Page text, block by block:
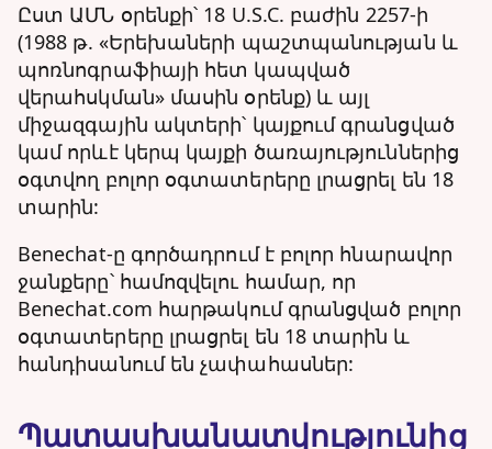
Ըստ ԱՄՆ օրենքի՝ 18 U.S.C. բաժին 2257-ի
(1988 թ. «Երեխաների պաշտպանության և
պոռնոգրաֆիայի հետ կապված
վերահսկման» մասին օրենք) և այլ
միջազգային ակտերի՝ կայքում գրանցված
կամ որևէ կերպ կայքի ծառայություններից
օգտվող բոլոր օգտատերերը լրացրել են 18
տարին:
Benechat-ը գործադրում է բոլոր հնարավոր
ջանքերը՝ համոզվելու համար, որ
Benechat.com հարթակում գրանցված բոլոր
օգտատերերը լրացրել են 18 տարին և
հանդիսանում են չափահասներ:
Պատասխանատվությունից